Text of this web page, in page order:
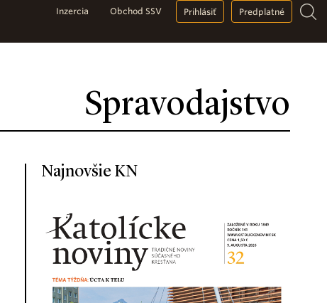
Spravodajstvo
Inzercia Obchod SSV Prihlásiť Predplatné
Najnovšie KN